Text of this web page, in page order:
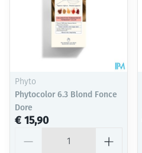
Phyto
Phytocolor 6.3 Blond Fonce
Dore
€ 15,90